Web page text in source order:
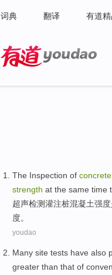
词典 翻译 有道
The Inspection of concrete
strength at the same time
超声检测灌注桩混凝土强度
度。
youdao
Many site tests have also
greater than that of